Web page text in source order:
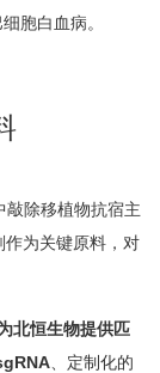
胞白血病。
敲除移植物抗宿主
作为关键原料，对
北恒生物提供匹
、定制化的